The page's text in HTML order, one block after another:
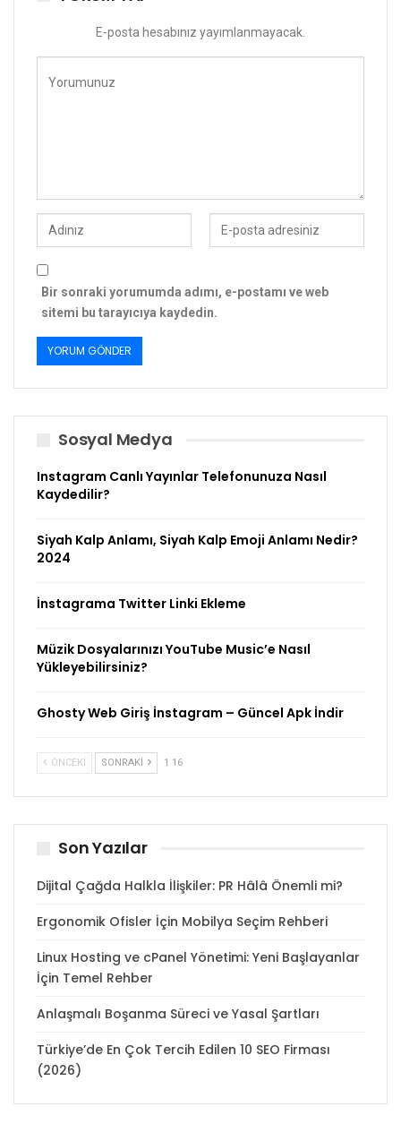
E-posta hesabınız yayımlanmayacak.
Bir sonraki yorumumda adımı, e-postamı ve web
sitemi bu tarayıcıya kaydedin.
Sosyal Medya
Instagram Canlı Yayınlar Telefonunuza Nasıl
Kaydedilir?
Siyah Kalp Anlamı, Siyah Kalp Emoji Anlamı Nedir?
2024
İnstagrama Twitter Linki Ekleme
Müzik Dosyalarınızı YouTube Music’e Nasıl
Yükleyebilirsiniz?
Ghosty Web Giriş İnstagram – Güncel Apk İndir
ÖNCEKI SONRAKI 1 16
Son Yazılar
Dijital Çağda Halkla İlişkiler: PR Hâlâ Önemli mi?
Ergonomik Ofisler İçin Mobilya Seçim Rehberi
Linux Hosting ve cPanel Yönetimi: Yeni Başlayanlar
İçin Temel Rehber
Anlaşmalı Boşanma Süreci ve Yasal Şartları
Türkiye’de En Çok Tercih Edilen 10 SEO Firması
(2026)